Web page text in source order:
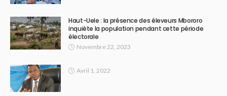
Haut-Uele : la présence des éleveurs Mbororo
inquiète la population pendant cette période
électorale
Novembre 22, 2023
Avril 1, 2022